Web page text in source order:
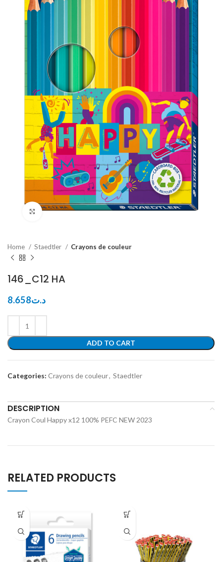
Click to enlarge
Home Staedtler Crayons de couleur
146_C12 HA
د.ت8.658
ADD TO CART
Categories: Crayons de couleur, Staedtler
DESCRIPTION
Crayon Coul Happy x12 100% PEFC NEW 2023
RELATED PRODUCTS